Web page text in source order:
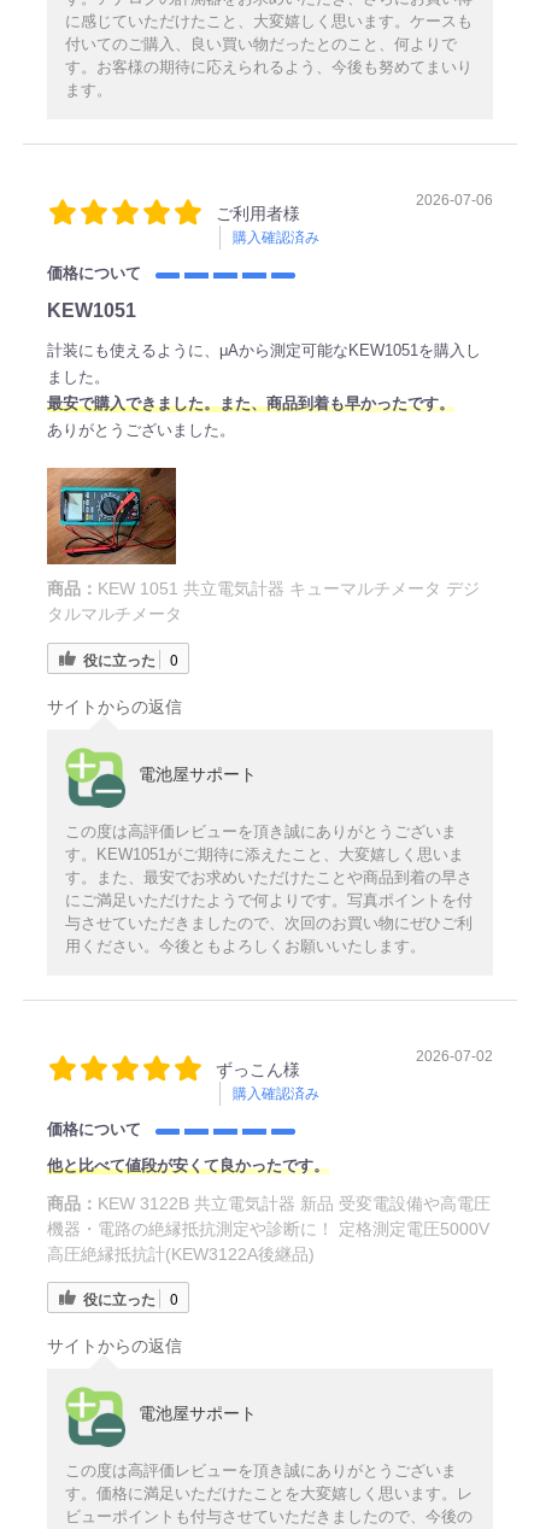
に感じていただけたこと、大変嬉しく思います。ケースも
付いてのご購入、良い買い物だったとのこと、何よりで
す。お客様の期待に応えられるよう、今後も努めてまいり
ます。
ご利用者様
購入確認済み
2026-07-06
価格について
KEW1051
計装にも使えるように、μAから測定可能なKEW1051を購入し
ました。
最安で購入できました。また、商品到着も早かったです。
ありがとうございました。
商品： KEW 1051 共立電気計器 キューマルチメータ デジ
タルマルチメータ
役に立った 0
サイトからの返信
電池屋サポート
この度は高評価レビューを頂き誠にありがとうございま
す。KEW1051がご期待に添えたこと、大変嬉しく思いま
す。また、最安でお求めいただけたことや商品到着の早さ
にご満足いただけたようで何よりです。写真ポイントを付
与させていただきましたので、次回のお買い物にぜひご利
用ください。今後ともよろしくお願いいたします。
ずっこん様
購入確認済み
2026-07-02
価格について
他と比べて値段が安くて良かったです。
商品： KEW 3122B 共立電気計器 新品 受変電設備や高電圧
機器・電路の絶縁抵抗測定や診断に！ 定格測定電圧5000V
高圧絶縁抵抗計(KEW3122A後継品)
役に立った 0
サイトからの返信
電池屋サポート
この度は高評価レビューを頂き誠にありがとうございま
す。価格に満足いただけたことを大変嬉しく思います。レ
ビューポイントも付与させていただきましたので、今後の